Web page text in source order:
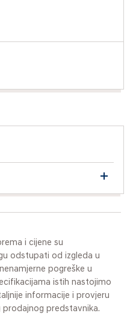
i cijene su
odstupati od izgleda u
pogreške u
istih nastojimo
informacije i provjeru
predstavnika.